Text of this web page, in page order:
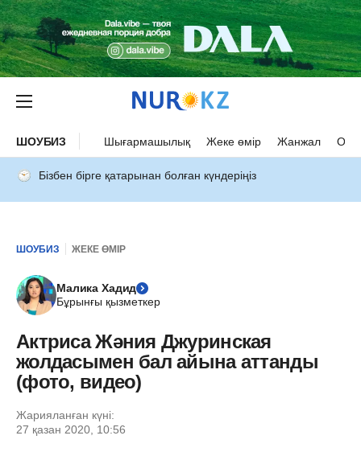
ШОУБИЗ Шығармашылық Жеке өмір Жанжал
Бізбен бірге қатарынан болған күндеріңіз
ШОУБИЗ ЖЕКЕ ӨМІР
Малика Хадид
Бұрынғы қызметкер
Актриса Жәния Джуринская
жолдасымен бал айына аттанды
(фото, видео)
Жарияланған күні:
27 қазан 2020, 10:56